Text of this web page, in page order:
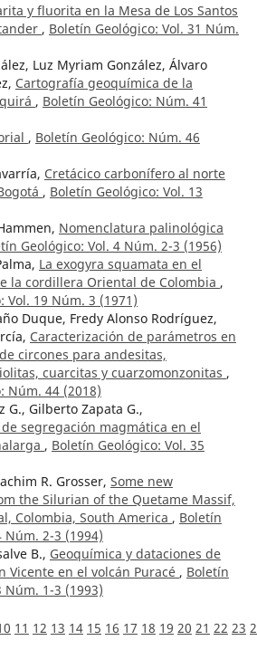
y fluorita en la Mesa de Los Santos
, Boletín Geológico: Vol. 31 Núm.
Luz Myriam González, Álvaro
Cartografía geoquímica de la
, Boletín Geológico: Núm. 41
, Boletín Geológico: Núm. 46
Cretácico carbonífero al norte
, Boletín Geológico: Vol. 13
Nomenclatura palinológica
Geológico: Vol. 4 Núm. 2-3 (1956)
La exogyra squamata en el
la cordillera Oriental de Colombia ,
Vol. 19 Núm. 3 (1971)
Duque, Fredy Alonso Rodríguez,
Caracterización de parámetros en
circones para andesitas,
cuarcitas y cuarzomonzonitas ,
Núm. 44 (2018)
G., Gilberto Zapata G.,
segregación magmática en el
, Boletín Geológico: Vol. 35
R. Grosser, Some new
the Silurian of the Quetame Massif,
Colombia, South America , Boletín
Núm. 2-3 (1994)
B., Geoquímica y dataciones de
Vicente en el volcán Puracé , Boletín
Núm. 1-3 (1993)
11 12 13 14 15 16 17 18 19 20 21 22 23